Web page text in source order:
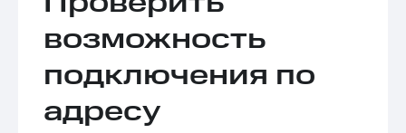
возможность
подключения по
адресу